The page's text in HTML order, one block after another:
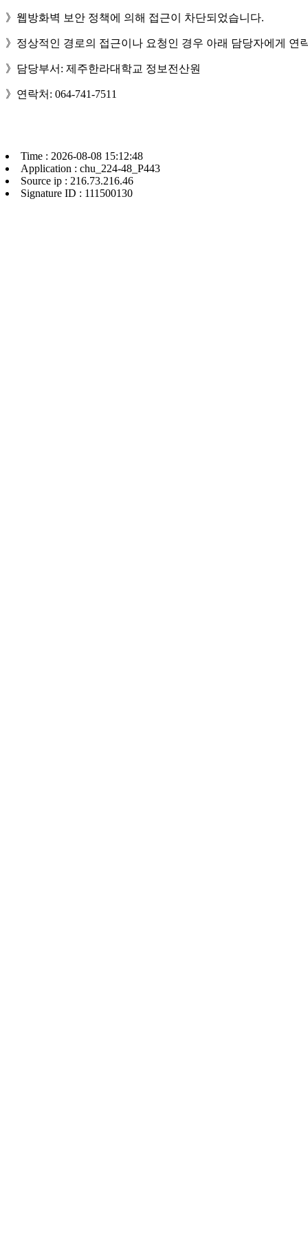
》웹방화벽 보안 정책에 의해 접근이 차단되었습니다.
》정상적인 경로의 접근이나 요청인 경우 아래 담당자에게 연
》담당부서: 제주한라대학교 정보전산원
》연락처: 064-741-7511
Time : 2026-08-08 15:12:48
Application : chu_224-48_P443
Source ip : 216.73.216.46
Signature ID : 111500130